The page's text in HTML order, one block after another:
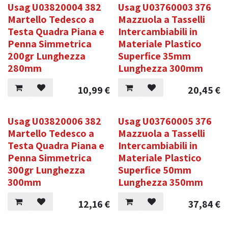
Usag U03820004 382
Martello Tedesco a
Testa Quadra Piana e
Penna Simmetrica
200gr Lunghezza
280mm
10,99€
Usag U03760003 376
Mazzuola a Tasselli
Intercambiabili in
Materiale Plastico
Superfice 35mm
Lunghezza 300mm
20,45€
Usag U03820006 382
Martello Tedesco a
Testa Quadra Piana e
Penna Simmetrica
300gr Lunghezza
300mm
12,16€
Usag U03760005 376
Mazzuola a Tasselli
Intercambiabili in
Materiale Plastico
Superfice 50mm
Lunghezza 350mm
37,84€